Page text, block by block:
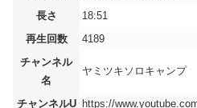
長さ
18:51
再生回数
4189
チャンネル
名
ヤミツキソロキャンプ
チャンネルU
https://